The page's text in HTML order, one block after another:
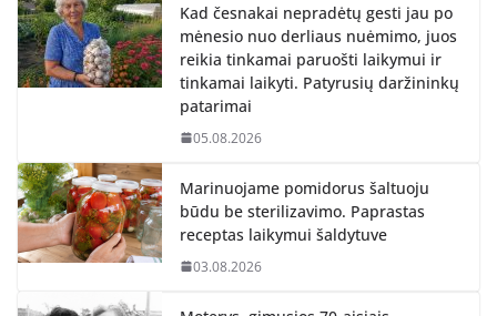
Kad česnakai nepradėtų gesti jau po
mėnesio nuo derliaus nuėmimo, juos
reikia tinkamai paruošti laikymui ir
tinkamai laikyti. Patyrusių daržininkų
patarimai
05.08.2026
Marinuojame pomidorus šaltuoju
būdu be sterilizavimo. Paprastas
receptas laikymui šaldytuve
03.08.2026